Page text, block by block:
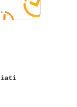
iati